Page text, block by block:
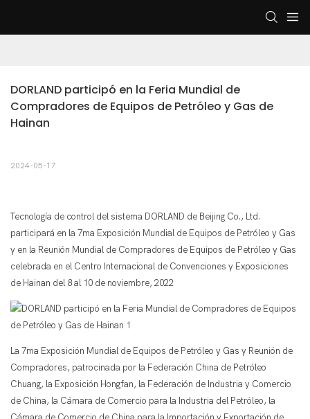
DORLAND participó en la Feria Mundial de
Compradores de Equipos de Petróleo y Gas de
Hainan
2024-05-17
Tecnología de control del sistema DORLAND de Beijing Co., Ltd.
participará en la 7ma Exposición Mundial de Equipos de Petróleo y Gas
y en la Reunión Mundial de Compradores de Equipos de Petróleo y Gas
celebrada en el Centro Internacional de Convenciones y Exposiciones
de Hainan del 8 al 10 de noviembre, 2022
La 7ma Exposición Mundial de Equipos de Petróleo y Gas y Reunión de
Compradores, patrocinada por la Federación China de Petróleo
Chuang, la Exposición Hongfan, la Federación de Industria y Comercio
de China, la Cámara de Comercio para la Industria del Petróleo, la